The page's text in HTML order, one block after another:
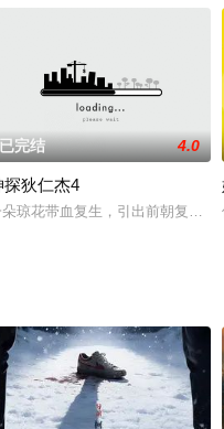
，但却天生是一个罗锅，故人
完结 4.0
探狄仁杰4
朵琼花带血复生，引出前朝复仇